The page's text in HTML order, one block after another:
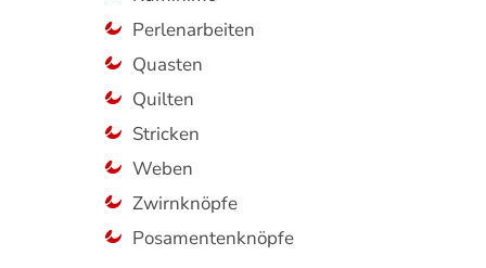
Perlenarbeiten
Quasten
Quilten
Stricken
Weben
Zwirnknöpfe
Posamentenknöpfe